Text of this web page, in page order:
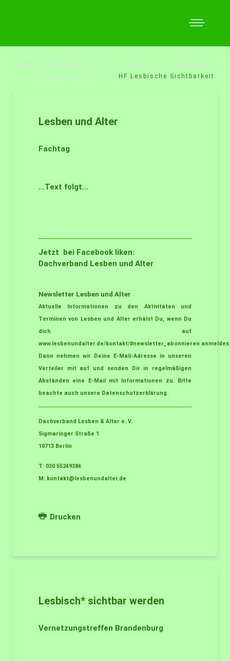
QUEERES BRANDENBURG Aktion
Aktionstag
Handlungsfelder
HF Lesbische Sichtbarkeit
Lesben und Alter
Fachtag
...Text folgt...
Jetzt bei Facebook liken:
Dachverband Lesben und Alter
Newsletter Lesben und Alter
Aktuelle Informationen zu den Aktivitäten und
Terminen von Lesben und Alter erhälst Du, wenn Du
dich auf
www.lesbenundalter.de/kontakt/#newsletter_abonnieren
Dann nehmen wir Deine E-Mail-Adresse in unseren
Verteiler mit auf und senden Dir in regelmäßigen
Abständen eine E-Mail mit Informationen zu. Bitte
beachte auch unsere Datenschutzerklärung.
Dachverband Lesben & Alter e. V.
Sigmaringer Straße 1
10713 Berlin
T: 030 55249384
M: kontakt@lesbenundalter.de
Drucken
Lesbisch* sichtbar werden
Vernetzungstreffen Brandenburg